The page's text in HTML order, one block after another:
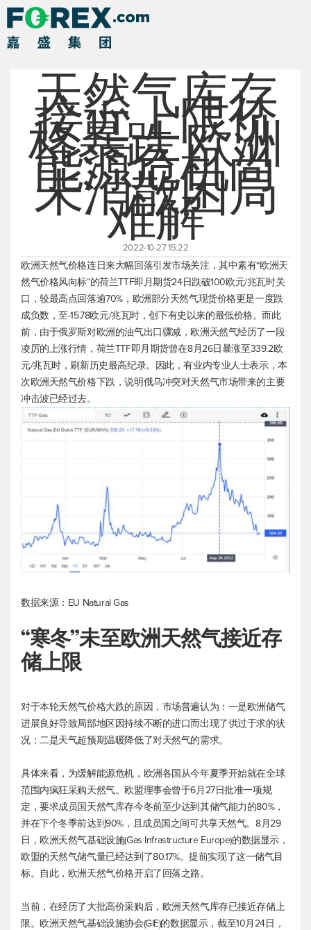
天然气库存
接近上限价
格暴跌 欧洲
能源危机尚
未消散困局
难解
2022-10-27 15:22
欧洲天然气价格连日来大幅回落引发市场关注，其中素有“欧洲天
然气价格风向标”的荷兰TTF即月期货24日跌破100欧元/兆瓦时关
口，较最高点回落逾70%，欧洲部分天然气现货价格更是一度跌
成负数，至-15.78欧元/兆瓦时，创下有史以来的最低价格。而此
前，由于俄罗斯对欧洲的油气出口骤减，欧洲天然气经历了一段
凌厉的上涨行情，荷兰TTF即月期货曾在8月26日暴涨至339.2欧
元/兆瓦时，刷新历史最高纪录。因此，有业内专业人士表示，本
次欧洲天然气价格下跌，说明俄乌冲突对天然气市场带来的主要
冲击波已经过去。
数据来源：EU Natural Gas
“寒冬”未至欧洲天然气接近存
储上限
对于本轮天然气价格大跌的原因，市场普遍认为：一是欧洲储气
进展良好导致局部地区因持续不断的进口而出现了供过于求的状
况；二是天气超预期温暖降低了对天然气的需求。
具体来看，为缓解能源危机，欧洲各国从今年夏季开始就在全球
范围内疯狂采购天然气。欧盟理事会曾于6月27日批准一项规
定，要求成员国天然气库存今冬前至少达到其储气能力的80%，
并在下个冬季前达到90%，且成员国之间可共享天然气。8月29
日，欧洲天然气基础设施(Gas Infrastructure Europe)的数据显示，
欧盟的天然气储气量已经达到了80.17%。提前实现了这一储气目
标。自此，欧洲天然气价格开启了回落之路。
当前，在经历了大批高价采购后，欧洲天然气库存已接近存储上
限。欧洲天然气基础设施协会(GIE)的数据显示，截至10月24日，